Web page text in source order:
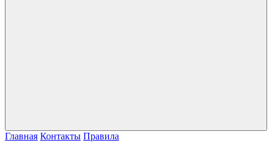
Главная Контакты Правила